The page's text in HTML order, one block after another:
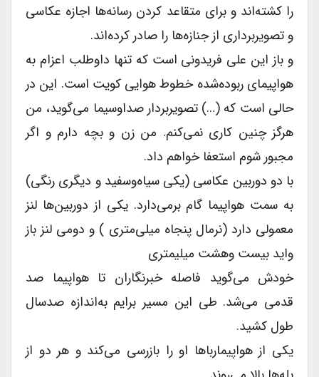
را کشته‌اند و براى متقاعد کردن رسانه‌ها اجازه عکاسى
و تصویربرداری از جنازه‌ها را صادر کرده‌اند.
و باز این على فریدونى است که تنها داوطلب اعزام به
هواپیماى ربوده‌شده خطوط هوایى کویت است. این در
حالى است که (…) تصویربردار صداوسیما می‌گوید، من
هرگز چنین کارى نمی‌کنم. من زن و بچه دارم و اگر
مجبور شوم استعفا خواهم داد.
با دو دوربین عکاسى (یکى سیاه‌وسفید و دیگرى رنگى)
به سمت هواپیما گام برمی‌دارد. یکى از دوربین‌ها لنز
معمولى دارد (نرمال پنجاه میلی‌متری ) و دومى لنز باز
واید بیست وهشت میلیمترى
خودش می‌گوید فاصله خبرنگاران تا هواپیما صد
قدمى می‌شد. طى این مسیر برایم به‌اندازه صدسال
طول کشید.
یکى از هواپیمارباها او را بازرسى می‌کند و هر دو از